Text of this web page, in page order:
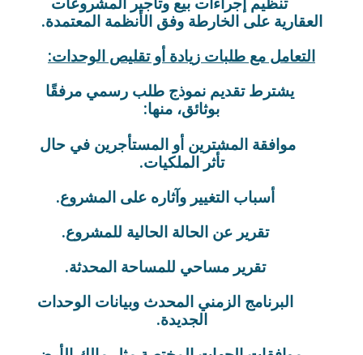
العقارية على الخارطة وفق الأنظمة المعتمدة.
التعامل مع طلبات زيادة أو تقليص الوحدات:
يشترط تقديم نموذج طلب رسمي مرفقًا
بوثائق، منها:
موافقة المشترين أو المستأجرين في حال
تأثر الملكيات.
أسباب التغيير وآثاره على المشروع.
تقرير عن الحالة الحالية للمشروع.
تقرير مساحي للمساحة المحدثة.
البرنامج الزمني المحدث وبيانات الوحدات
الجديدة.